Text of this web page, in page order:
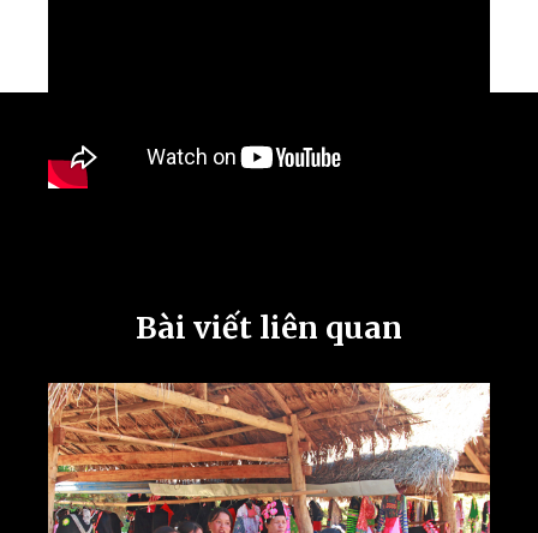
Bài viết liên quan